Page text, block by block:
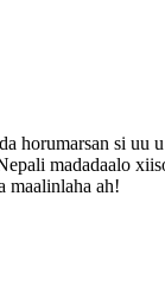
horumarsan si uu
madadaalo
maalinlaha ah!